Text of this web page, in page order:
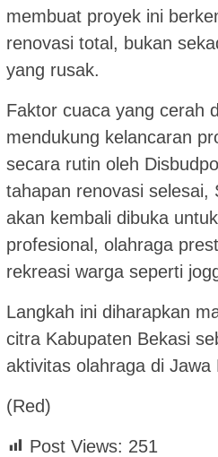
membuat proyek ini
renovasi total, bukan
yang rusak.
Faktor cuaca yang cerah
mendukung kelancaran
secara rutin oleh
tahapan renovasi selesai,
akan kembali dibuka
profesional, olahraga
rekreasi warga seperti
Langkah ini diharapkan
citra Kabupaten Bekasi
aktivitas olahraga di Jawa
(Red)
Post Views: 251